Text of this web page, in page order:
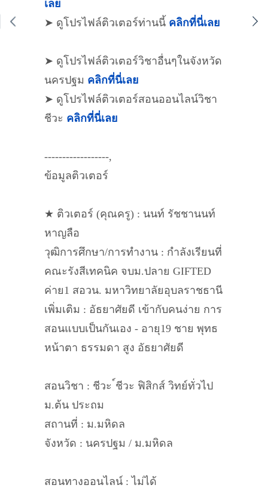
เลย
➤ ดูโปรไฟล์ติวเตอร์ท่านนี้ คลิกที่นี่เลย
➤ ดูโปรไฟล์ติวเตอร์วิชาอื่นๆในจังหวัด
นครปฐม คลิกที่นี่เลย
➤ ดูโปรไฟล์ติวเตอร์สอนออนไลน์วิชา
ชีวะ คลิกที่นี่เลย
------------------,
ข้อมูลติวเตอร์
★ ติวเตอร์ (คุณครู) : นนท์ รัชชานนท์
หาญลือ
วุฒิการศึกษา/การทำงาน : กำลังเรียนที่
คณะรังสีเทคนิค จบม.ปลาย GIFTED
ค่าย1 สอวน. มหาวิทยาลัยอุบลราชธานี
เพิ่มเติม : อัธยาศัยดี เข้ากับคนง่าย การ
สอนแบบเป็นกันเอง - อายุ19 ชาย พุทธ
หน้าตา ธรรมดา สูง อัธยาศัยดี
สอนวิชา : ชีวะ ์ชีวะ ฟิสิกส์ วิทย์ทั่วไป
ม.ต้น ประถม
สถานที่ : ม.มหิดล
จังหวัด : นครปฐม / ม.มหิดล
สอนทางออนไลน์ : ไม่ได้